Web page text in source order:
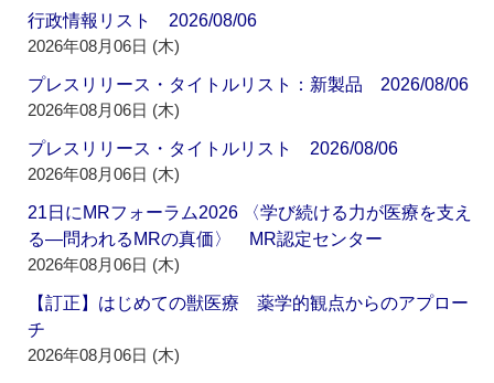
行政情報リスト 2026/08/06
2026年08月06日 (木)
プレスリリース・タイトルリスト：新製品 2026/08/06
2026年08月06日 (木)
プレスリリース・タイトルリスト 2026/08/06
2026年08月06日 (木)
21日にMRフォーラム2026 〈学び続ける力が医療を支え
る―問われるMRの真価〉 MR認定センター
2026年08月06日 (木)
【訂正】はじめての獣医療 薬学的観点からのアプロー
チ
2026年08月06日 (木)